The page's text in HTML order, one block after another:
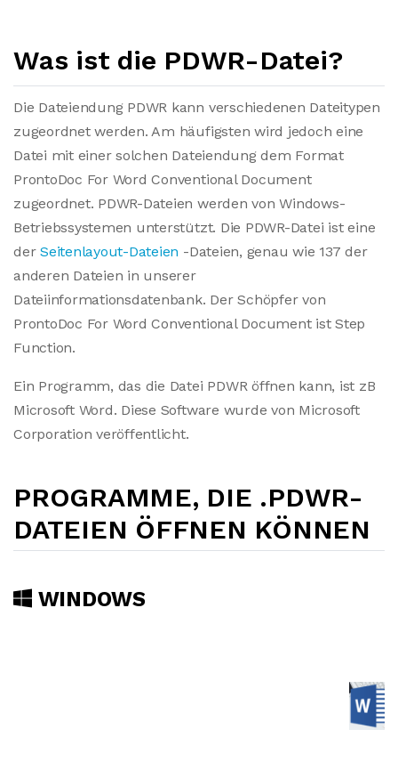
Was ist die PDWR-Datei?
Die Dateiendung PDWR kann verschiedenen Dateitypen
zugeordnet werden. Am häufigsten wird jedoch eine
Datei mit einer solchen Dateiendung dem Format
ProntoDoc For Word Conventional Document
zugeordnet. PDWR-Dateien werden von Windows-
Betriebssystemen unterstützt. Die PDWR-Datei ist eine
derSeitenlayout-Dateien -Dateien, genau wie 137 der
anderen Dateien in unserer
Dateiinformationsdatenbank. Der Schöpfer von
ProntoDoc For Word Conventional Document ist Step
Function.
Ein Programm, das die Datei PDWR öffnen kann, ist zB
Microsoft Word. Diese Software wurde von Microsoft
Corporation veröffentlicht.
PROGRAMME, DIE .PDWR-
DATEIEN ÖFFNEN KÖNNEN
WINDOWS